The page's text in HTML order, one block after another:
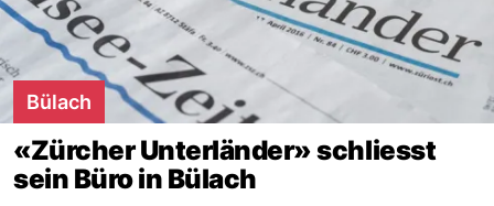
Bülach
«Zürcher Unterländer» schliesst
sein Büro in Bülach